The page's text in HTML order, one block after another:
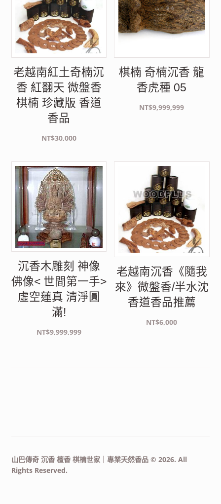
老越南紅土奇楠沉
香 紅翻天 微盤香
棋楠 珍藏版 香道
香品
NT$30,000
棋楠 奇楠沉香 龍
香虎種 05
NT$9,999,999
沉香木雕刻 神像
佛像< 世間第一手>
虛空蓮真 清淨圓
滿!
NT$9,999,999
老越南沉香《隨我
來》微盤香/半水沈
香道香品推薦
NT$6,000
山巴傳奇 沉香 檀香 棋楠世家｜專業天然香品 © 2026. All
Rights Reserved.